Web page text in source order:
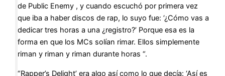
de Public Enemy , y cuando escuchó por primera vez
que iba a haber discos de rap, lo suyo fue: ‘¿Cómo vas a
dedicar tres horas a una ¿registro?’ Porque esa es la
forma en que los MCs solían rimar. Ellos simplemente
riman y riman y riman durante horas “.
“Rapper’s Delight’ era algo así como lo que decía: ‘Así es